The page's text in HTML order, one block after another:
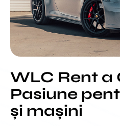
WLC Rent a
Pasiune
și mașini